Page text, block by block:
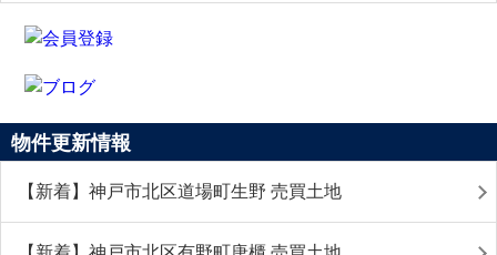
物件更新情報
【新着】神戸市北区道場町生野 売買土地